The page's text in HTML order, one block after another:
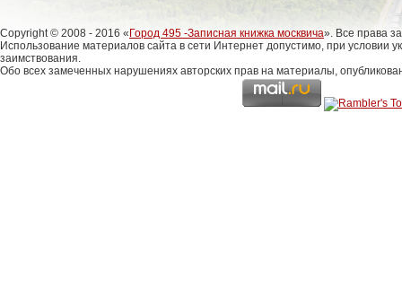
Copyright © 2008 - 2016 « Город 495 -Записная книжка москвича». Все права
Использование материалов сайта в сети Интернет допустимо, при условии
заимствования.
Обо всех замеченных нарушениях авторских прав на материалы,